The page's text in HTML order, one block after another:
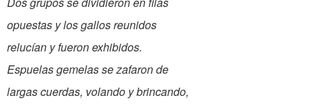
opuestas y los gallos reunidos
relucían y fueron exhibidos.
Espuelas gemelas se zafaron de
largas cuerdas, volando y brincando,